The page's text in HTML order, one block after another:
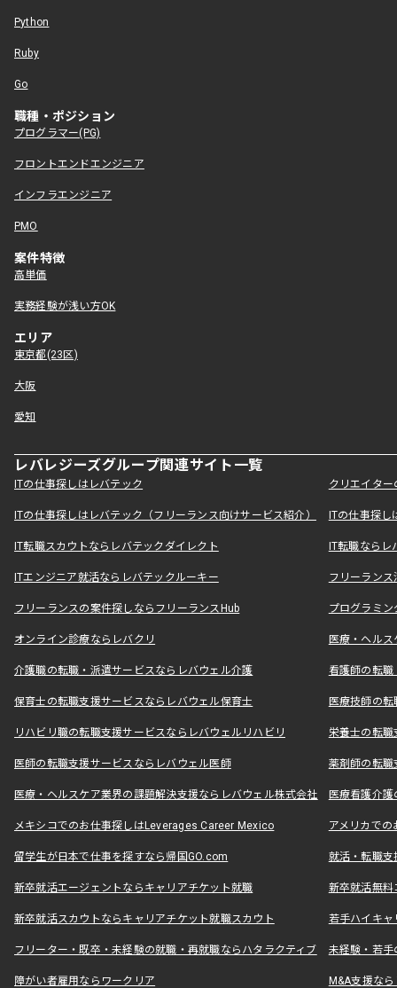
Python
Ruby
Go
職種・ポジション
プログラマー(PG)
フロントエンドエンジニア
インフラエンジニア
PMO
案件特徴
高単価
実務経験が浅い方OK
エリア
東京都(23区)
大阪
愛知
レバレジーズグループ関連サイト一覧
ITの仕事探しはレバテック クリエイタ
ITの仕事探しはレバテック（フリーランス向けサービス紹介） ITの仕事探
IT転職スカウトならレバテックダイレクト IT転職なら
ITエンジニア就活ならレバテックルーキー フリーラン
フリーランスの案件探しならフリーランスHub プログラミ
オンライン診療ならレバクリ 医療・ヘル
介護職の転職・派遣サービスならレバウェル介護 看護師の転
保育士の転職支援サービスならレバウェル保育士 医療技師の
リハビリ職の転職支援サービスならレバウェルリハビリ 栄養士の転
医師の転職支援サービスならレバウェル医師 薬剤師の転
医療・ヘルスケア業界の課題解決支援ならレバウェル株式会社 医療看護介
メキシコでのお仕事探しはLeverages Career Mexico アメリカで
留学生が日本で仕事を探すなら帰国GO.com 就活・転職
新卒就活エージェントならキャリアチケット就職 新卒就活無料
新卒就活スカウトならキャリアチケット就職スカウト 若手ハイキ
フリーター・既卒・未経験の就職・再就職ならハタラクティブ 未経験・若手
障がい者雇用ならワークリア M&A支援な